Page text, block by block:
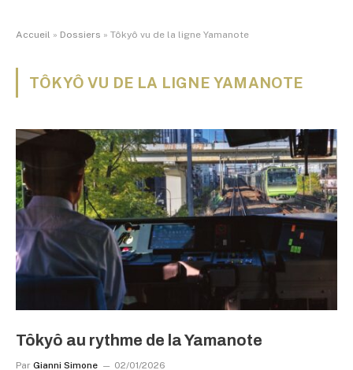
Accueil » Dossiers » Tôkyô vu de la ligne Yamanote
TÔKYÔ VU DE LA LIGNE YAMANOTE
Tôkyô au rythme de la Yamanote
Par Gianni Simone 02/01/2026